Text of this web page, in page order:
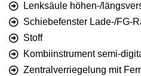
Lenksäule höhen-/
Schiebefenster Lade-/FG-
Stoff
Kombiinstrument semi-
Zentralverriegelung mit